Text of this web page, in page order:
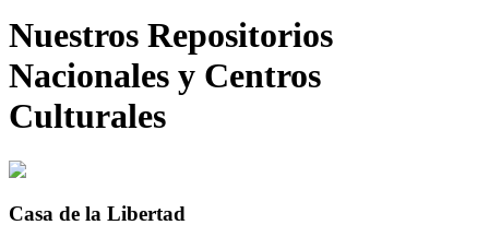
Nuestros Repositorios
Nacionales y Centros
Culturales
Casa de la Libertad